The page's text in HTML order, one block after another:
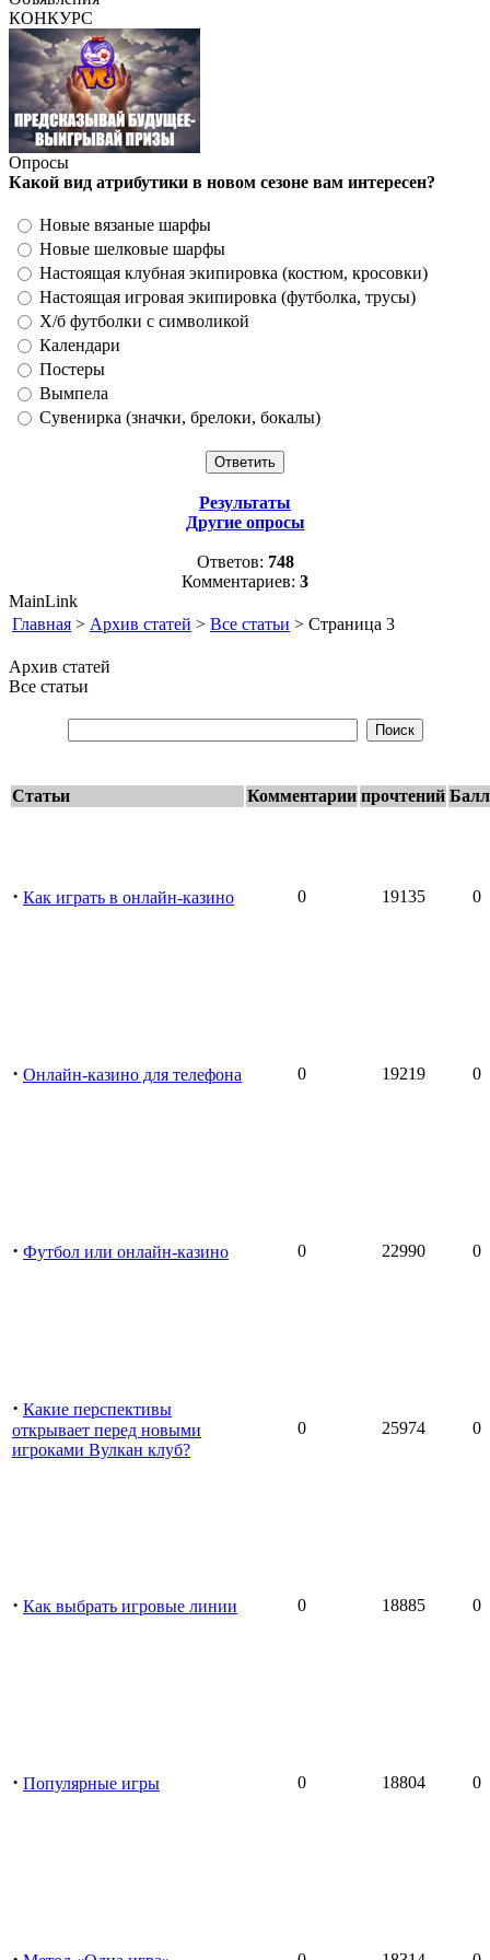
КОНКУРС
Опросы
Какой вид атрибутики в новом сезоне вам интересен?
Новые вязаные шарфы
Новые шелковые шарфы
Настоящая клубная экипировка (костюм, кросовки)
Настоящая игровая экипировка (футболка, трусы)
Х/б футболки с символикой
Календари
Постеры
Вымпела
Сувенирка (значки, брелоки, бокалы)
Результаты
Другие опросы
Ответов: 748
Комментариев: 3
MainLink
Главная > Архив статей > Все статьи > Страница 3
Архив статей
Все статьи
Статьи Комментарии прочтений
· Как играть в онлайн-казино 0 19135 0
· Онлайн-казино для телефона 0 19219 0
· Футбол или онлайн-казино 0 22990 0
· Какие перспективы
открывает перед новыми
игроками Вулкан клуб?
0 25974 0
· Как выбрать игровые линии 0 18885 0
· Популярные игры 0 18804 0